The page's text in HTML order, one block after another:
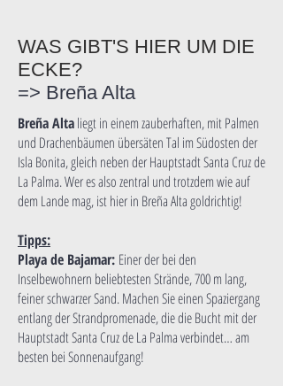
WAS GIBT'S HIER UM DIE
ECKE?
=> Breña Alta
Breña Altaliegt in einem zauberhaften, mit Palmen
und Drachenbäumen übersäten Tal im Südosten der
Isla Bonita, gleich neben der Hauptstadt Santa Cruz de
La Palma. Wer es also zentral und trotzdem wie auf
dem Lande mag, ist hier in Breña Alta goldrichtig!
Tipps:
Playa de Bajamar: Einer der bei den
Inselbewohnern beliebtesten Strände, 700 m lang,
feiner schwarzer Sand. Machen Sie einen Spaziergang
entlang der Strandpromenade, die die Bucht mit der
Hauptstadt Santa Cruz de La Palma verbindet… am
besten bei Sonnenaufgang!